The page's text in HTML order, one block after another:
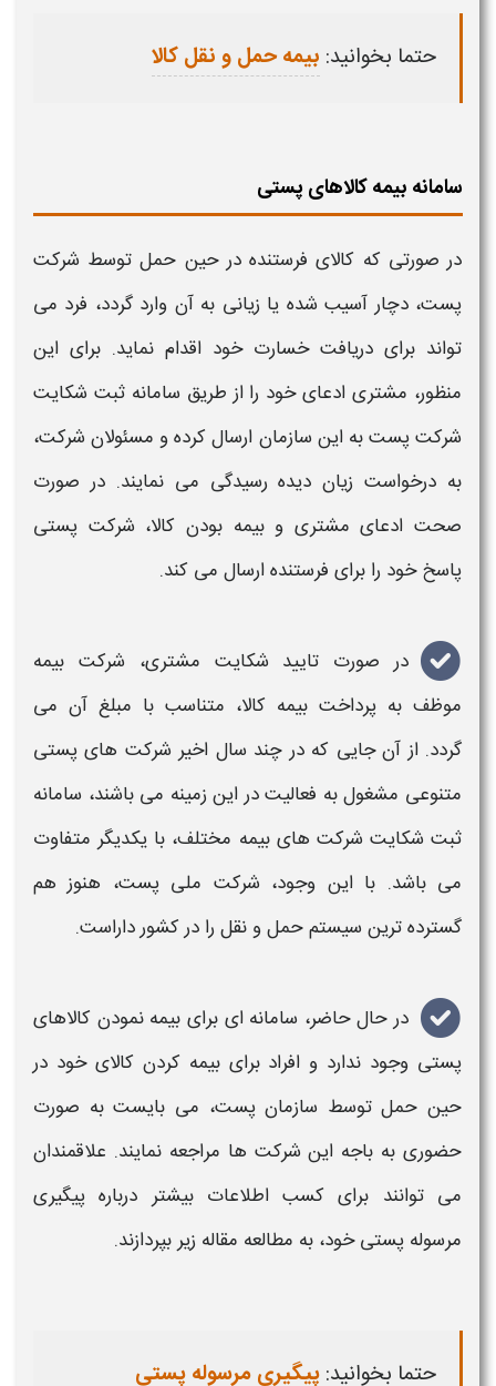
حتما بخوانید: بیمه حمل و نقل کالا
سامانه بیمه کالاهای پستی
در صورتی که کالای فرستنده در حین حمل توسط شرکت
پست، دچار آسیب شده یا زیانی به آن وارد گردد، فرد می
تواند برای دریافت خسارت خود اقدام نماید. برای این
منظور، مشتری ادعای خود را از طریق سامانه ثبت شکایت
شرکت پستبه این سازمان ارسال کرده و مسئولان شرکت،
به درخواست زیان دیده رسیدگی می نمایند. در صورت
صحت ادعای مشتری وبیمه بودن کالا، شرکت پستی
پاسخ خود را برای فرستنده ارسال می کند.
در صورت تایید شکایت مشتری، شرکت بیمه
موظف به پرداخت بیمه کالا، متناسب با مبلغ آن می
گردد. از آن جایی که در چند سال اخیر شرکت های پستی
متنوعی مشغول به فعالیت در این زمینه می باشند، سامانه
ثبت شکایت شرکت هایبیمه مختلف، با یکدیگر متفاوت
می باشد. با این وجود، شرکت ملیپست، هنوز هم
گسترده ترین سیستم حمل و نقل را در کشور داراست.
در حال حاضر، سامانهای برای بیمهنمودن کالاهای
پستی وجود ندارد و افراد برایبیمه کردن کالایخود در
حین حمل توسط سازمانپست، می بایست به صورت
حضوری به باجه این شرکت ها مراجعه نمایند. علاقمندان
می توانند برای کسب اطلاعات بیشتر درباره پیگیری
مرسوله پستیخود، به مطالعه مقاله زیر بپردازند.
حتما بخوانید:پیگیری مرسوله پستی